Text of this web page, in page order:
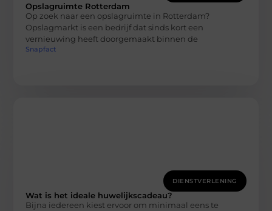
Opslagruimte Rotterdam
Op zoek naar een opslagruimte in Rotterdam?
Opslagmarkt is een bedrijf dat sinds kort een
vernieuwing heeft doorgemaakt binnen de
Snapfact
DIENSTVERLENING
Wat is het ideale huwelijkscadeau?
Bijna iedereen kiest ervoor om minimaal eens te